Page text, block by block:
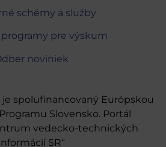
schémy a služby
programy pre výskum
noviniek
je spolufinancovaný Európskou
Slovensko. Portál
vedecko-technických
SR“